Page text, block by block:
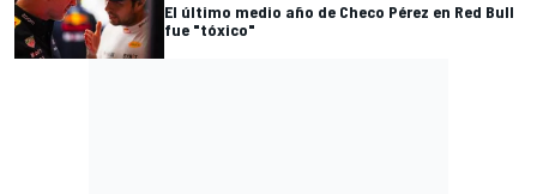
El último medio año de Checo Pérez en Red Bull
fue "tóxico"